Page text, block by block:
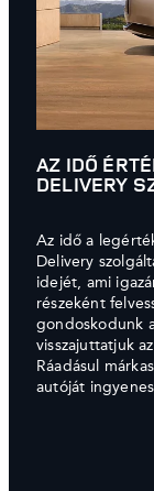
AZ IDŐ
DELIVERY
Az idő a
Delivery
idejét, ami
részeként
gondoskodunk
visszajuttatjuk
Ráadásul
autóját